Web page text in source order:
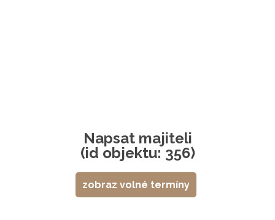
Napsat majiteli
(id objektu: 356)
zobraz volné termíny